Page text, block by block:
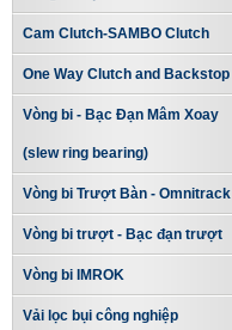
Cam Clutch-SAMBO Clutch
One Way Clutch and Backstop
Vòng bi - Bạc Đạn Mâm Xoay
(slew ring bearing)
Vòng bi Trượt Bàn - Omnitrack
Vòng bi trượt - Bạc đạn trượt
Vòng bi IMROK
Vải lọc bụi công nghiệp